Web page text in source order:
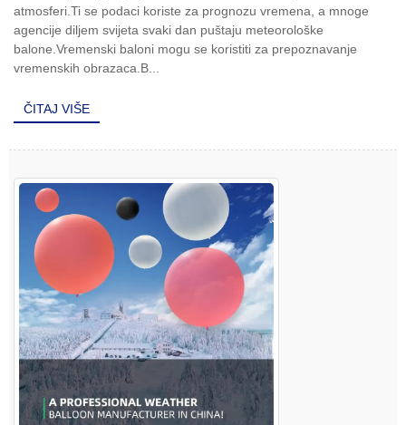
atmosferi.Ti se podaci koriste za prognozu vremena, a mnoge
agencije diljem svijeta svaki dan puštaju meteorološke
balone.Vremenski baloni mogu se koristiti za prepoznavanje
vremenskih obrazaca.B...
ČITAJ VIŠE